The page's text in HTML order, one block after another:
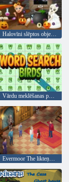
Halovīni slēptos objektus
Vārdu meklēšanas putni
Evermoor The likteņa Thread